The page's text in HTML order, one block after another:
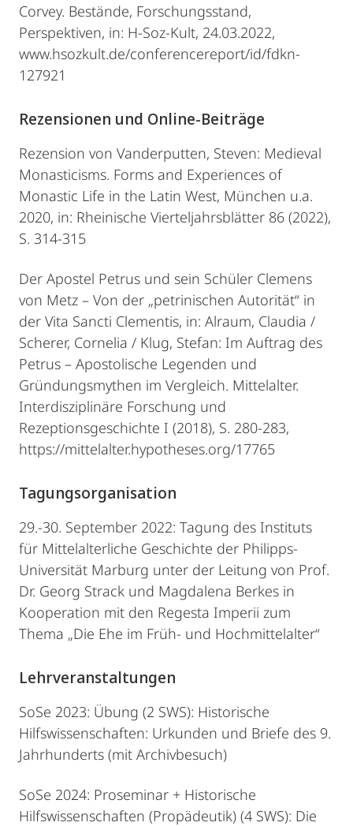
Corvey. Bestände, Forschungsstand,
Perspektiven, in: H-Soz-Kult, 24.03.2022,
www.hsozkult.de/conferencereport/id/fdkn-
127921
Rezensionen und Online-Beiträge
Rezension von Vanderputten, Steven: Medieval
Monasticisms. Forms and Experiences of
Monastic Life in the Latin West, München u.a.
2020, in: Rheinische Vierteljahrsblätter 86 (2022),
S. 314-315
Der Apostel Petrus und sein Schüler Clemens
von Metz – Von der „petrinischen Autorität“ in
der Vita Sancti Clementis, in: Alraum, Claudia /
Scherer, Cornelia / Klug, Stefan: Im Auftrag des
Petrus – Apostolische Legenden und
Gründungsmythen im Vergleich. Mittelalter.
Interdisziplinäre Forschung und
Rezeptionsgeschichte I (2018), S. 280-283,
https://mittelalter.hypotheses.org/17765
Tagungsorganisation
29.-30. September 2022: Tagung des Instituts
für Mittelalterliche Geschichte der Philipps-
Universität Marburg unter der Leitung von Prof.
Dr. Georg Strack und Magdalena Berkes in
Kooperation mit den Regesta Imperii zum
Thema „Die Ehe im Früh- und Hochmittelalter“
Lehrveranstaltungen
SoSe 2023: Übung (2 SWS): Historische
Hilfswissenschaften: Urkunden und Briefe des 9.
Jahrhunderts (mit Archivbesuch)
SoSe 2024: Proseminar + Historische
Hilfswissenschaften (Propädeutik) (4 SWS): Die